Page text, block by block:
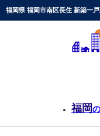
福岡県 福岡市南区長住 新築一
福岡